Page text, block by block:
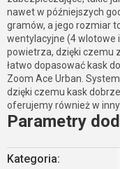
nawet w późniejszych
gramów, a jego rozmiar
wentylacyjne (4 wlotowe
powietrza, dzięki czemu
łatwo dopasować kask
Zoom Ace Urban.
dzięki czemu kask
oferujemy również w
Parametry
Kategoria: